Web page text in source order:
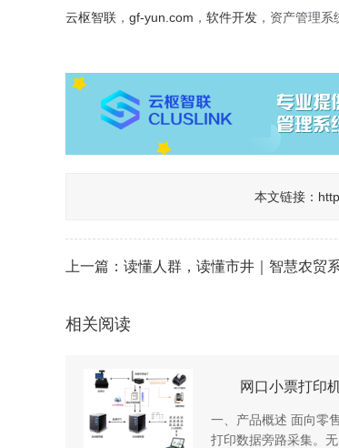
云枢智联 ， gf-yun.com ， 软件开发 ，资产管理系
本文链接：
上一篇： 读懂人群，读懂市井｜智慧农贸系统多维客群分析，
相关阅读
网口小票打印
一、产品概述 面向零
打印数据旁路采集。